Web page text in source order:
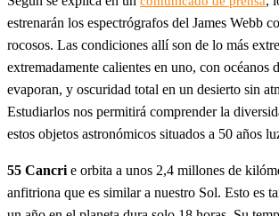
estrenarán los espectrógrafos del James Webb
rocosos. Las condiciones allí son de lo más
extremadamente calientes en uno, con océanos
evaporan, y oscuridad total en un desierto sin
Estudiarlos nos permitirá comprender la
estos objetos astronómicos situados a 50 años
55 Cancri e orbita a unos 2,4 millones de
anfitriona que es similar a nuestro Sol. Esto es